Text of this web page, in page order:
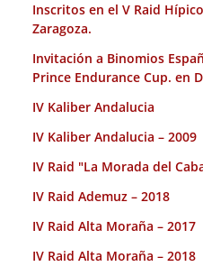
Inscritos en el V Raid
Zaragoza.
Invitación a Binomios
Prince Endurance Cup. en
IV Kaliber Andalucia
IV Kaliber Andalucia – 2009
IV Raid "La Morada del
IV Raid Ademuz – 2018
IV Raid Alta Moraña – 2017
IV Raid Alta Moraña – 2018